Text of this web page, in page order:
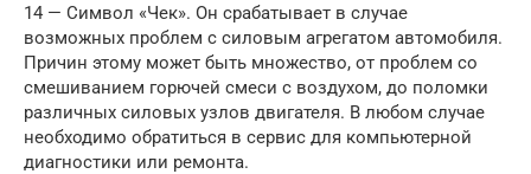
14 — Символ «Чек». Он срабатывает в случае
возможных проблем с силовым агрегатом автомобиля.
Причин этому может быть множество, от проблем со
смешиванием горючей смеси с воздухом, до поломки
различных силовых узлов двигателя. В любом случае
необходимо обратиться в сервис для компьютерной
диагностики или ремонта.